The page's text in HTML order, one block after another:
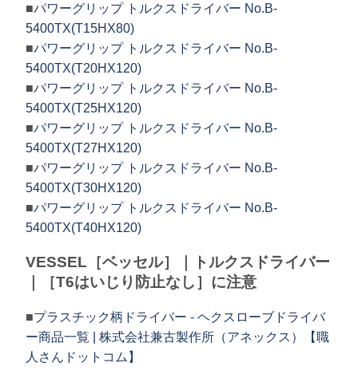
■パワーグリップ トルクスドライバー No.B-
5400TX(T15HX80)
■パワーグリップ トルクスドライバー No.B-
5400TX(T20HX120)
■パワーグリップ トルクスドライバー No.B-
5400TX(T25HX120)
■パワーグリップ トルクスドライバー No.B-
5400TX(T27HX120)
■パワーグリップ トルクスドライバー No.B-
5400TX(T30HX120)
■パワーグリップ トルクスドライバー No.B-
5400TX(T40HX120)
VESSEL［ベッセル］｜トルクスドライバー
｜［T6はいじり防止なし］に注意
■プラスチック柄ドライバー - ヘクスローブドライバ
ー商品一覧 | 株式会社兼古製作所（アネックス）【職
人さんドットコム】